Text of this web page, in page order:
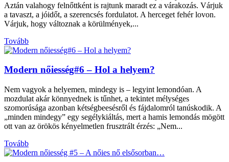
Aztán valahogy felnőttként is rajtunk maradt ez a várakozás. Várjuk
a tavaszt, a jóidőt, a szerencsés fordulatot. A herceget fehér lovon.
Várjuk, hogy változnak a körülmények,...
Tovább
Modern nőiesség#6 – Hol a helyem?
Nem vagyok a helyemen, mindegy is – legyint lemondóan. A
mozdulat akár könnyednek is tűnhet, a tekintet mélységes
szomorúsága azonban kétségbeesésről és fájdalomról tanúskodik. A
„minden mindegy” egy segélykiáltás, mert a hamis lemondás mögött
ott van az örökös kényelmetlen frusztrált érzés: „Nem...
Tovább